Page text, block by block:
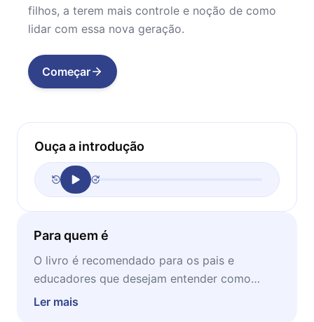
filhos, a terem mais controle e noção de como
lidar com essa nova geração.
Começar
Ouça a introdução
Para quem é
O livro é recomendado para os pais e
educadores que desejam entender como
conversar com essa geração digitalizada que
Ler mais